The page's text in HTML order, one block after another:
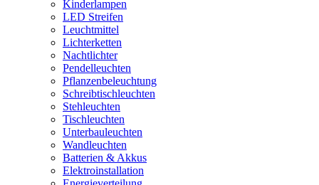
Kinderlampen
LED Streifen
Leuchtmittel
Lichterketten
Nachtlichter
Pendelleuchten
Pflanzenbeleuchtung
Schreibtischleuchten
Stehleuchten
Tischleuchten
Unterbauleuchten
Wandleuchten
Batterien & Akkus
Elektroinstallation